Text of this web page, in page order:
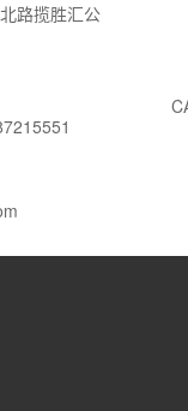
路揽胜汇公